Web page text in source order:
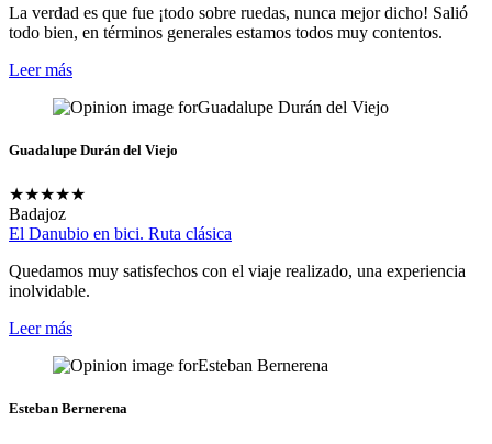
La verdad es que fue ¡todo sobre ruedas, nunca mejor dicho! Salió
todo bien, en términos generales estamos todos muy contentos.
Leer más
Guadalupe Durán del Viejo
★★★★★
Badajoz
El Danubio en bici. Ruta clásica
Quedamos muy satisfechos con el viaje realizado, una experiencia
inolvidable.
Leer más
Esteban Bernerena